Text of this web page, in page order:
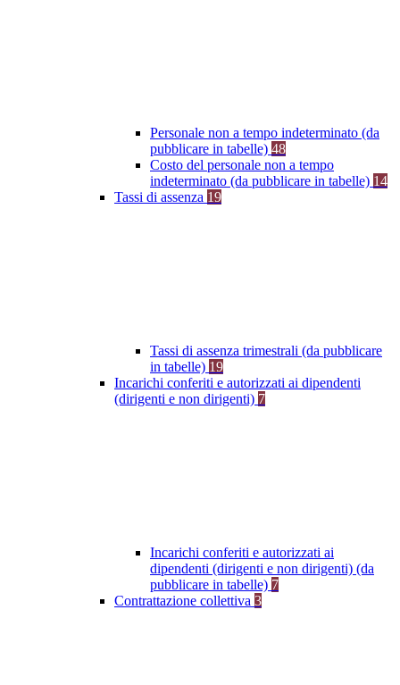
Personale non a tempo indeterminato (da
pubblicare in tabelle) 48
Costo del personale non a tempo
indeterminato (da pubblicare in tabelle) 14
Tassi di assenza 19
Tassi di assenza trimestrali (da pubblicare
in tabelle) 19
Incarichi conferiti e autorizzati ai dipendenti
(dirigenti e non dirigenti) 7
Incarichi conferiti e autorizzati ai
dipendenti (dirigenti e non dirigenti) (da
pubblicare in tabelle) 7
Contrattazione collettiva 3